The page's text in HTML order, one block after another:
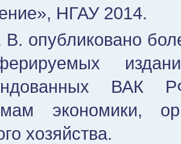
НГАУ 2014.
В. опубликовано
ВАК
экономики,
хозяйства.